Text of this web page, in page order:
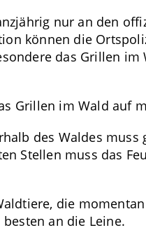
nur an den
können die
das Grillen
Grillen im Wald auf
des Waldes
Stellen muss das
die
an die Leine.